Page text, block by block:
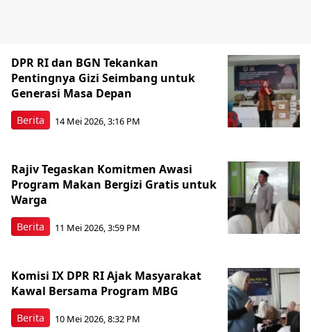
Berita
DPR RI dan BGN Tekankan
Pentingnya Gizi Seimbang untuk
Generasi Masa Depan
14 Mei 2026, 3:16 PM
Berita
Rajiv Tegaskan Komitmen Awasi
Program Makan Bergizi Gratis untuk
Warga
11 Mei 2026, 3:59 PM
Berita
Komisi IX DPR RI Ajak Masyarakat
Kawal Bersama Program MBG
10 Mei 2026, 8:32 PM